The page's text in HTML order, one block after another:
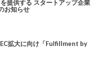
提供する スタートアップ企業
お知らせ
拡大に向け「Fulfillment by